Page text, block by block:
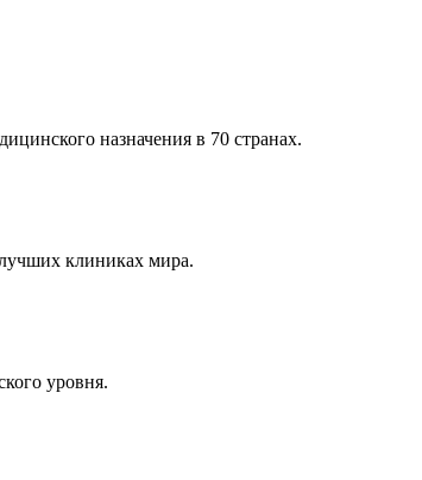
назначения в 70 странах.
клиниках мира.
уровня.